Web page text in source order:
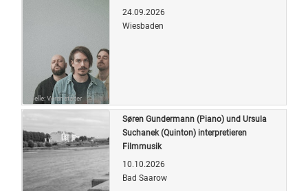
Quelle: Veranstalter
24.09.2026
Wiesbaden
Søren Gundermann (Piano) und Ursula
Suchanek (Quinton) interpretieren
Filmmusik
10.10.2026
Bad Saarow